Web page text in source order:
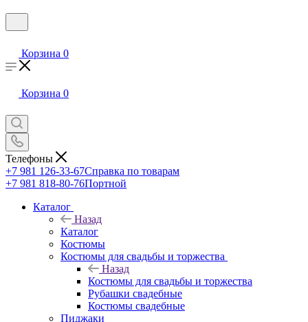
Корзина 0
Корзина 0
Телефоны
+7 981 126-33-67Справка по товарам
+7 981 818-80-76Портной
Каталог
Назад
Каталог
Костюмы
Костюмы для свадьбы и торжества
Назад
Костюмы для свадьбы и торжества
Рубашки свадебные
Костюмы свадебные
Пиджаки